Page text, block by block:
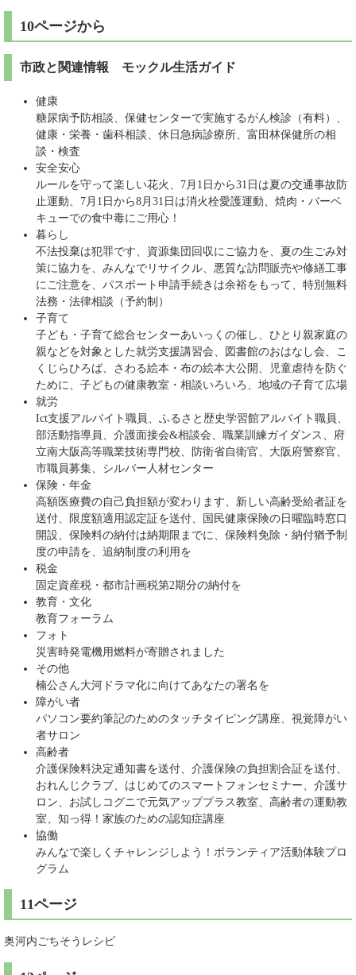
10ページから
市政と関連情報 モックル生活ガイド
健康
糖尿病予防相談、保健センターで実施するがん検診（有料）、
健康・栄養・歯科相談、休日急病診療所、富田林保健所の相
談・検査
安全安心
ルールを守って楽しい花火、7月1日から31日は夏の交通事故防
止運動、7月1日から8月31日は消火栓愛護運動、焼肉・バーベ
キューでの食中毒にご用心！
暮らし
不法投棄は犯罪です、資源集団回収にご協力を、夏の生ごみ対
策に協力を、みんなでリサイクル、悪質な訪問販売や修繕工事
にご注意を、パスポート申請手続きは余裕をもって、特別無料
法務・法律相談（予約制）
子育て
子ども・子育て総合センターあいっくの催し、ひとり親家庭の
親などを対象とした就労支援講習会、図書館のおはなし会、こ
くじらひろば、さわる絵本・布の絵本大公開、児童虐待を防ぐ
ために、子どもの健康教室・相談いろいろ、地域の子育て広場
就労
Ict支援アルバイト職員、ふるさと歴史学習館アルバイト職員、
部活動指導員、介護面接会&相談会、職業訓練ガイダンス、府
立南大阪高等職業技術専門校、防衛省自衛官、大阪府警察官、
市職員募集、シルバー人材センター
保険・年金
高額医療費の自己負担額が変わります、新しい高齢受給者証を
送付、限度額適用認定証を送付、国民健康保険の日曜臨時窓口
開設、保険料の納付は納期限までに、保険料免除・納付猶予制
度の申請を、追納制度の利用を
税金
固定資産税・都市計画税第2期分の納付を
教育・文化
教育フォーラム
フォト
災害時発電機用燃料が寄贈されました
その他
楠公さん大河ドラマ化に向けてあなたの署名を
障がい者
パソコン要約筆記のためのタッチタイピング講座、視覚障がい
者サロン
高齢者
介護保険料決定通知書を送付、介護保険の負担割合証を送付、
おれんじクラブ、はじめてのスマートフォンセミナー、介護サ
ロン、お試しコグニで元気アッププラス教室、高齢者の運動教
室、知っ得！家族のための認知症講座
協働
みんなで楽しくチャレンジしよう！ボランティア活動体験プロ
グラム
11ページ
奥河内ごちそうレシピ